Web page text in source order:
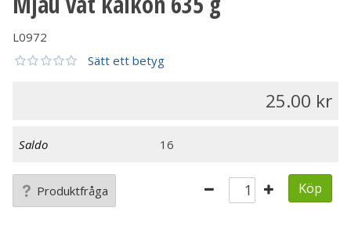
L0972
Sätt ett betyg
25.00
Saldo 16
Produktfråga Köp